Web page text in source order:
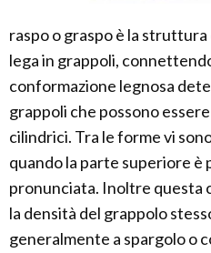
raspo o graspo è la
lega in grappoli,
conformazione legnosa
grappoli che possono
cilindrici. Tra le forme vi
quando la parte superiore
pronunciata. Inoltre questa
la densità del grappolo
generalmente a spargolo o